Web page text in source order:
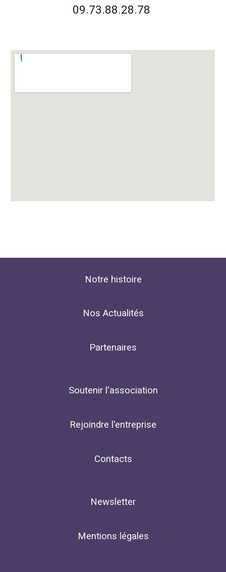
09.73.88.28.78
Notre histoire
Nos Actualités
Partenaires
Soutenir l'association
Rejoindre l'entreprise
Contacts
Newsletter
Mentions légales